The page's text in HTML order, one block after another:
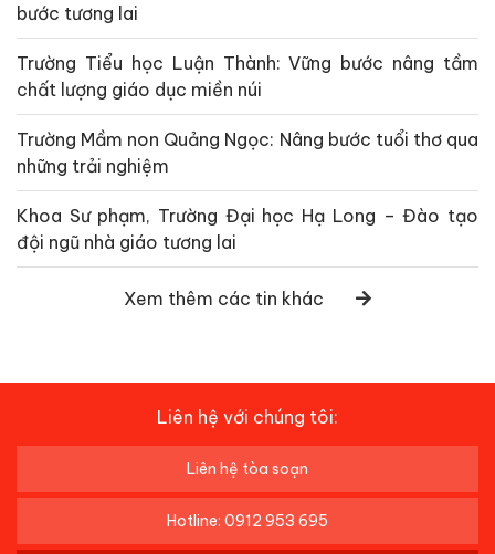
bước tương lai
Trường Tiểu học Luận Thành: Vững bước nâng tầm
chất lượng giáo dục miền núi
Trường Mầm non Quảng Ngọc: Nâng bước tuổi thơ qua
những trải nghiệm
Khoa Sư phạm, Trường Đại học Hạ Long – Đào tạo
đội ngũ nhà giáo tương lai
Xem thêm các tin khác
Liên hệ với chúng tôi:
Liên hệ tòa soạn
Hotline: 0912 953 695